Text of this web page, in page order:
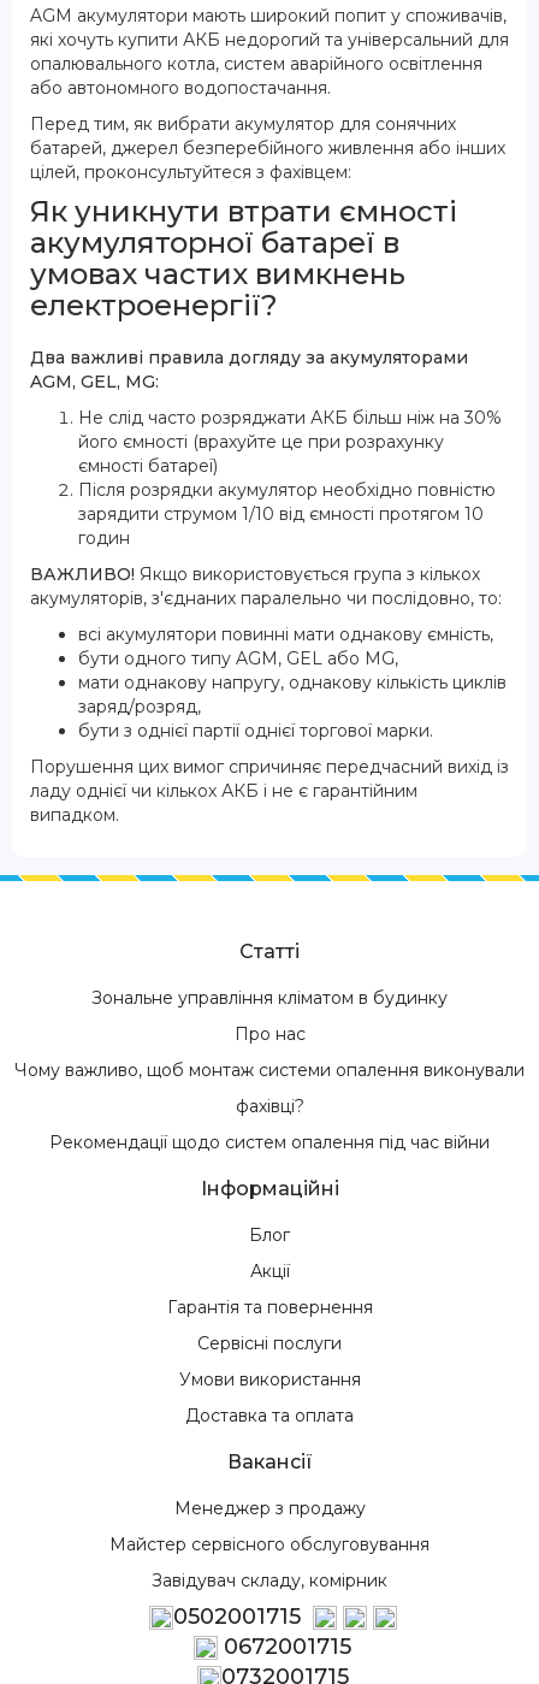
AGM акумулятори мають широкий попит у споживачів,
які хочуть купити АКБ недорогий та універсальний для
опалювального котла, систем аварійного освітлення
або автономного водопостачання.
Перед тим, як вибрати акумулятор для сонячних
батарей, джерел безперебійного живлення або інших
цілей, проконсультуйтеся з фахівцем:
Як уникнути втрати ємності
акумуляторної батареї в
умовах частих вимкнень
електроенергії?
Два важливі правила догляду за акумуляторами
AGM, GEL, MG:
Не слід часто розряджати АКБ більш ніж на 30%
його ємності (врахуйте це при розрахунку
ємності батареї)
Після розрядки акумулятор необхідно повністю
зарядити струмом 1/10 від ємності протягом 10
годин
ВАЖЛИВО! Якщо використовується група з кількох
акумуляторів, з'єднаних паралельно чи послідовно, то:
всі акумулятори повинні мати однакову ємність,
бути одного типу AGM, GEL або MG,
мати однакову напругу, однакову кількість циклів
заряд/розряд,
бути з однієї партії однієї торгової марки.
Порушення цих вимог спричиняє передчасний вихід із
ладу однієї чи кількох АКБ і не є гарантійним
випадком.
Статті
Зональне управління кліматом в будинку
Про нас
Чому важливо, щоб монтаж системи опалення виконували
фахівці?
Рекомендації щодо систем опалення під час війни
Інформаційні
Блог
Акції
Гарантія та повернення
Сервісні послуги
Умови використання
Доставка та оплата
Вакансії
Менеджер з продажу
Майстер сервісного обслуговування
Завідувач складу, комірник
0502001715
0672001715
0732001715